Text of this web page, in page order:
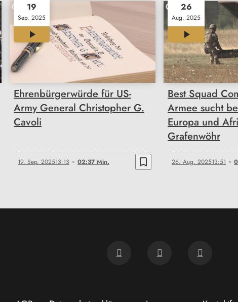
19
Sep. 2025
02:37
Ehrenbürgerwürde für US-
Army General Christopher G.
Cavoli
19. Sep. 202513:13 02:37 Min. bookmark_border
26
Aug. 2025
03:05
Best Squad
Armee sucht
Europa und
Grafenwöhr
26. Aug. 202513:51